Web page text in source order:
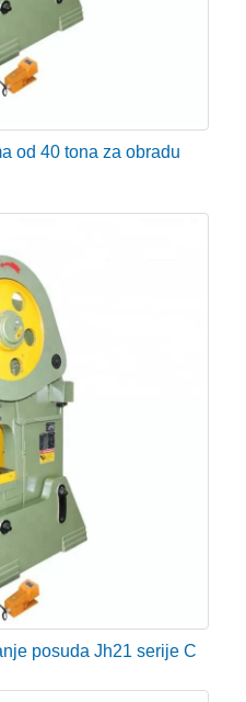
od 40 tona za obradu
posuda Jh21 serije C